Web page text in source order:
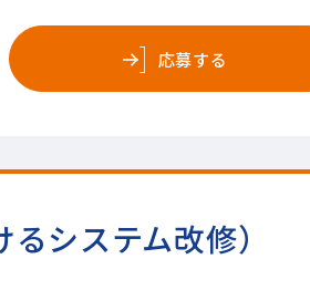
応募する
システム改修）